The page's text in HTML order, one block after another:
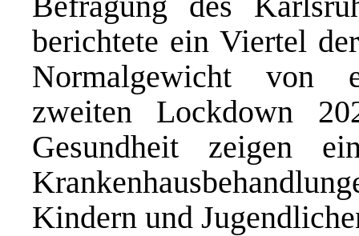
berichtete ein Viertel
Normalgewicht von
zweiten Lockdown
Gesundheit zeigen
Kindern und